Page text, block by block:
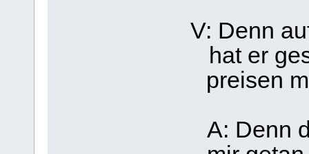
V: Denn
hat er
preisen
A: Denn